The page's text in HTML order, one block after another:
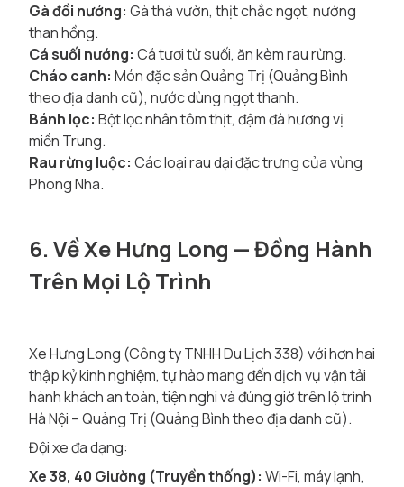
Gà đồi nướng: Gà thả vườn, thịt chắc ngọt, nướng
than hồng.
Cá suối nướng: Cá tươi từ suối, ăn kèm rau rừng.
Cháo canh: Món đặc sản Quảng Trị (Quảng Bình
theo địa danh cũ), nước dùng ngọt thanh.
Bánh lọc: Bột lọc nhân tôm thịt, đậm đà hương vị
miền Trung.
Rau rừng luộc: Các loại rau dại đặc trưng của vùng
Phong Nha.
6. Về Xe Hưng Long — Đồng Hành
Trên Mọi Lộ Trình
Xe Hưng Long (Công ty TNHH Du Lịch 338) với hơn hai
thập kỷ kinh nghiệm, tự hào mang đến dịch vụ vận tải
hành khách an toàn, tiện nghi và đúng giờ trên lộ trình
Hà Nội – Quảng Trị (Quảng Bình theo địa danh cũ).
Đội xe đa dạng:
Xe 38, 40 Giường (Truyền thống): Wi-Fi, máy lạnh,